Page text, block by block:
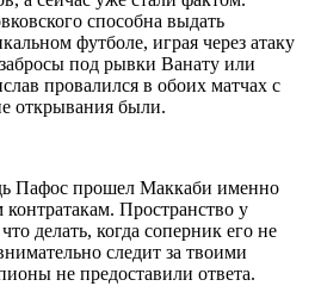
способна выдать
футболе, играя через атаку
под рывки Ванату или
провалился в обоих матчах с
открывания были.
Пафос прошел Маккаби именно
Пространство у
делать, когда соперник его не
следит за твоими
не предоставили ответа.